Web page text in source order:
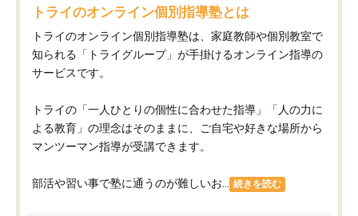
トライのオンライン個別指導塾とは
トライのオンライン個別指導塾は、家庭教師や個別教室で
知られる「トライグループ」が手掛けるオンライン指導の
サービスです。
トライの「一人ひとりの個性に合わせた指導」「人の力に
よる教育」の理念はそのままに、ご自宅や好きな場所から
マンツーマン指導が受講できます。
部活や習い事で塾に通うのが難しいお... 続きを読む